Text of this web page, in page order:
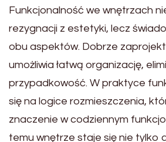
Funkcjonalność we wnętrzach
rezygnacji z estetyki, lecz
obu aspektów. Dobrze
umożliwia łatwą organizację,
przypadkowość. W praktyce
się na logice rozmieszczenia,
znaczenie w codziennym
temu wnętrze staje się nie tylko